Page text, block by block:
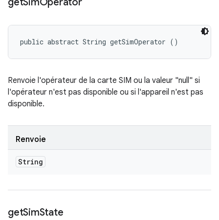
public abstract String getSimOperator ()
Renvoie l'opérateur de la carte SIM ou la valeur "null" si
l'opérateur n'est pas disponible ou si l'appareil n'est pas
disponible.
Renvoie
String
getSimState